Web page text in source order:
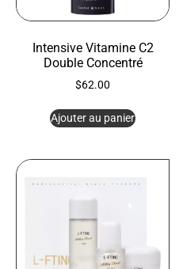
Intensive Vitamine C2
Double Concentré
$62.00
Ajouter au panier